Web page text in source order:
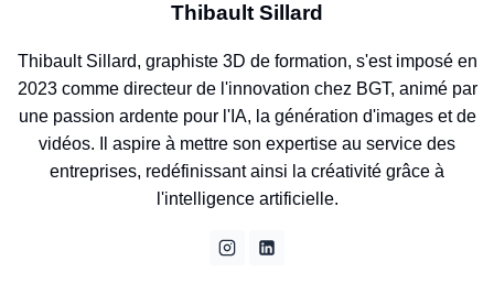
Thibault Sillard
Thibault Sillard, graphiste 3D de formation, s'est imposé en
2023 comme directeur de l'innovation chez BGT, animé par
une passion ardente pour l'IA, la génération d'images et de
vidéos. Il aspire à mettre son expertise au service des
entreprises, redéfinissant ainsi la créativité grâce à
l'intelligence artificielle.